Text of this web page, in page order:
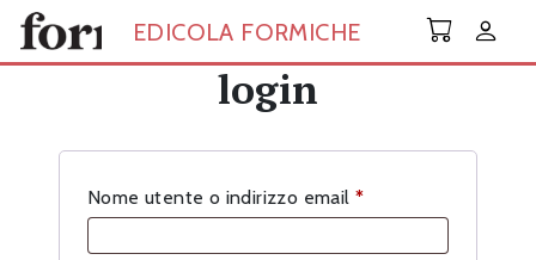
Skip to main content
EDICOLA FORMICHE
login
Nome utente o indirizzo email *Richiesto